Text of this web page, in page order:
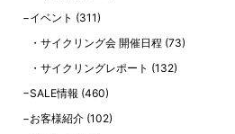
イベント (311)
サイクリング会 開催日程 (73)
サイクリングレポート (132)
SALE情報 (460)
お客様紹介 (102)